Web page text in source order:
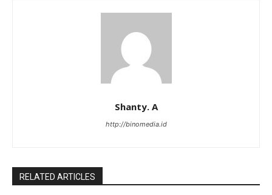
Shanty. A
http://binomedia.id
RELATED ARTICLES